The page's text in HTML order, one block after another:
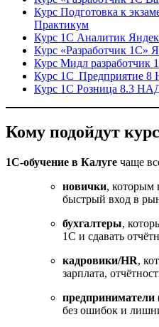
Курс Подготовка к
Практикум
Курс 1С Аналитик
Курс «Разработчик 1С»
Курс Мидл разработчик
Курс 1С Предприятие
Курс 1С Розница 8.3
Кому подойдут
1С-обучение в Калуге чаще
новички, которым
быстрый вход в
бухгалтеры,
1С и сдавать
кадровики/HR,
зарплата,
без ошибок и